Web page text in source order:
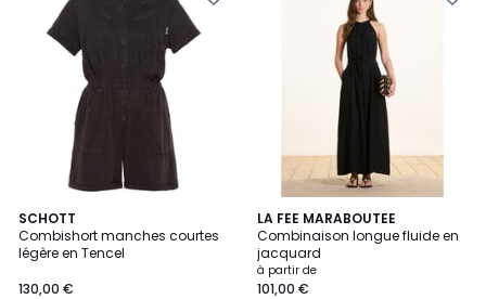
SCHOTT
Combishort manches courtes
légère en Tencel
130,00 €
3
Couleurs
LA FEE MARABOUTEE
Combinaison longue fluide en
jacquard
à partir de
101,00 €
4
Couleurs